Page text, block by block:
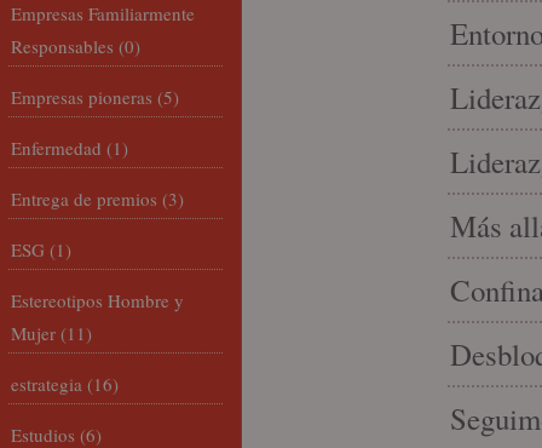
Más
Empresas Familiarmente
Responsables (0)
Empresas pioneras (5)
Enfermedad (1)
Entrega de premios (3)
ESG (1)
Estereotipos Hombre y
Mujer (11)
estrategia (16)
Estudios (6)